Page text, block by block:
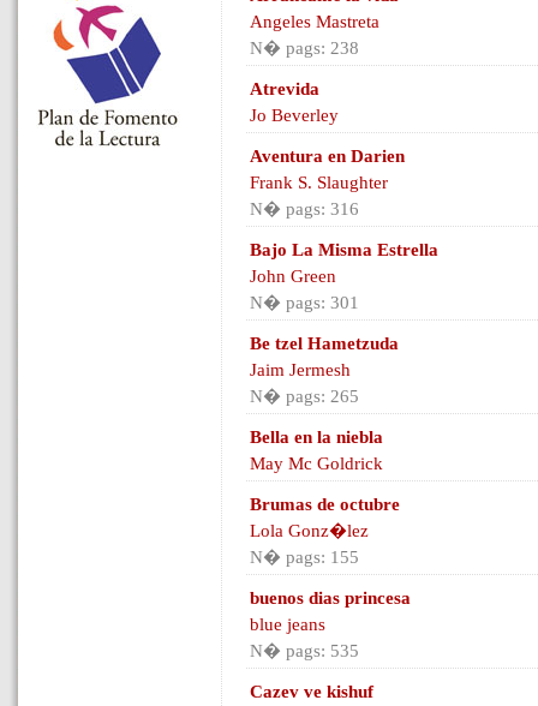
Angeles Mastreta
N� pags: 238
Atrevida
Jo Beverley
Aventura en Darien
Frank S. Slaughter
N� pags: 316
Bajo La Misma Estrella
John Green
N� pags: 301
Be tzel Hametzuda
Jaim Jermesh
N� pags: 265
Bella en la niebla
May Mc Goldrick
Brumas de octubre
Lola Gonz�lez
N� pags: 155
buenos dias princesa
blue jeans
N� pags: 535
Cazev ve kishuf